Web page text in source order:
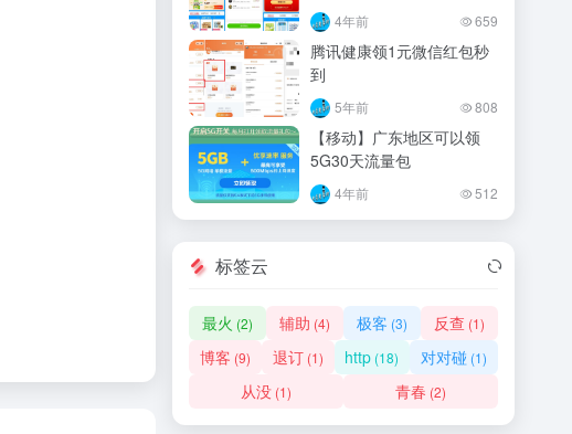
4年前 659
腾讯健康领1元微信红包秒
到
5年前 808
【移动】广东地区可以领
5G30天流量包
4年前 512
标签云
最火 (2) 辅助 (4) 极客 (3) 反查 (1)
博客 (9) 退订(1) http (18) 对对碰 (1)
从没 (1) 青春 (2)